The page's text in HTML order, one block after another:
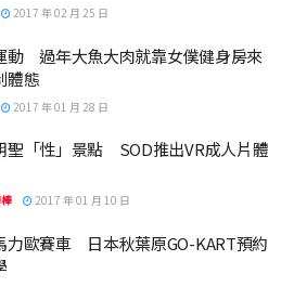
2017 年 02 月 25 日
動 過年大魚大肉就靠女僕健身房來
體態
2017 年 01 月 28 日
聖「性」景點 SOD推出VR成人片體
2017 年 01 月 10 日
力歐賽車 日本秋葉原GO-KART預約